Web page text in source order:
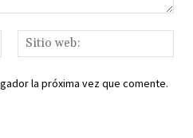
Correo
electrónico:*
web:
la próxima vez que comente.